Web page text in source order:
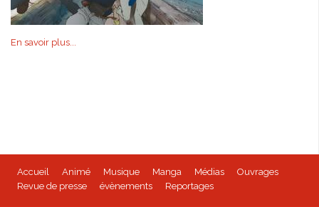
En savoir plus...
Accueil Animé Musique Manga Médias
Ouvrages
Revue de presse
évènements Reportages